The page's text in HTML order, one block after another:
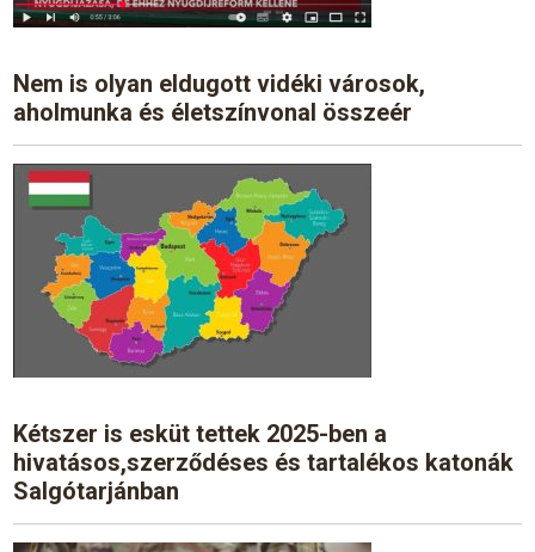
Nem is olyan eldugott vidéki városok,
aholmunka és életszínvonal összeér
Kétszer is esküt tettek 2025-ben a
hivatásos,szerződéses és tartalékos katonák
Salgótarjánban